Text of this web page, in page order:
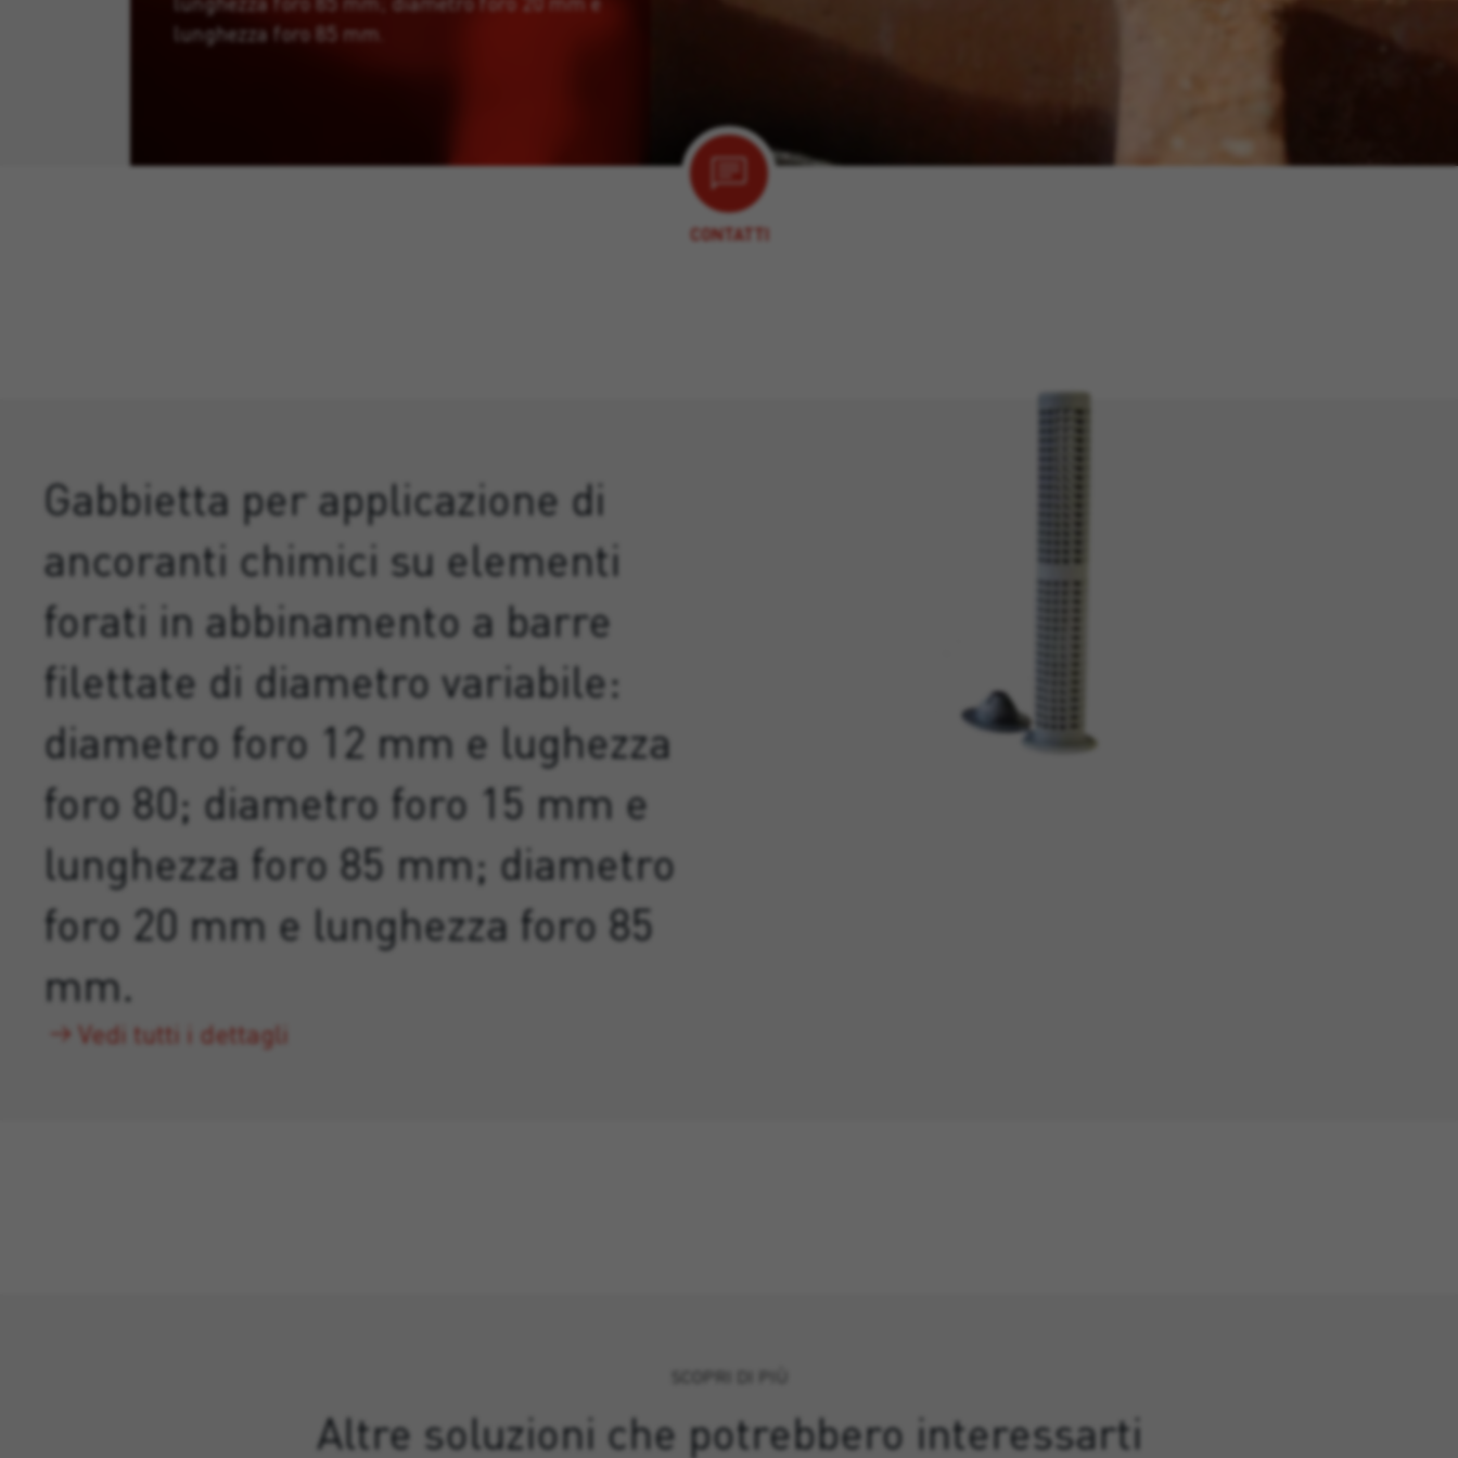
lunghezza foro 85 mm.
CONTATTI
Gabbietta per applicazione di
ancoranti chimici su elementi
forati in abbinamento a barre
filettate di diametro variabile:
diametro foro 12 mm e lughezza
foro 80; diametro foro 15 mm e
lunghezza foro 85 mm; diametro
foro 20 mm e lunghezza foro 85
mm.
Vedi tutti i dettagli
Altre soluzioni che potrebbero interessarti